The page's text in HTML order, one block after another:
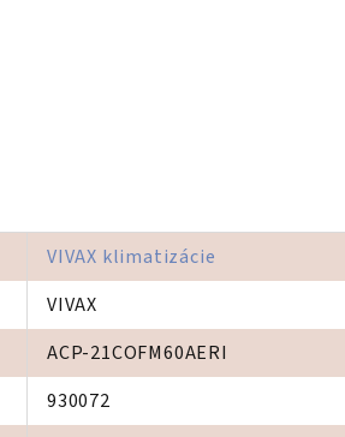
VIVAX klimatizácie
VIVAX
ACP-21COFM60AERI
930072